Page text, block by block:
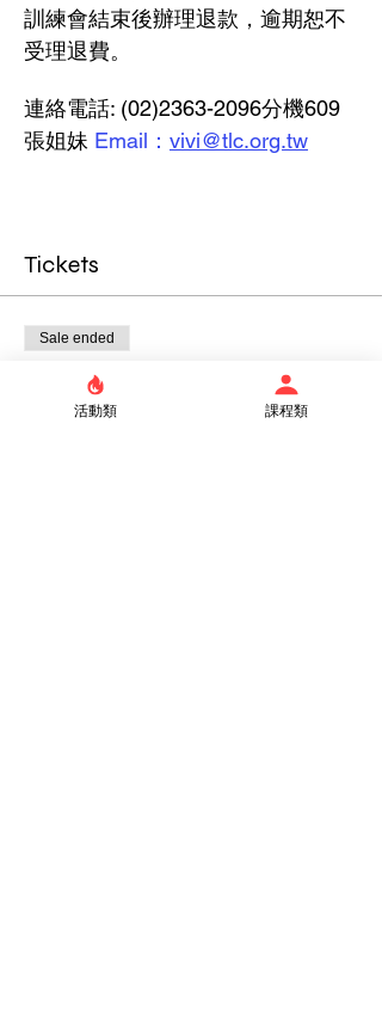
訓練會結束後辦理退款，逾期恕不
受理退費。
連絡電話: (02)2363-2096分機609
張姐妹 Email： vivi@tlc.org.tw
Tickets
Sale ended
Ticket type
醫治釋放研習會-學員
活動類 課程類